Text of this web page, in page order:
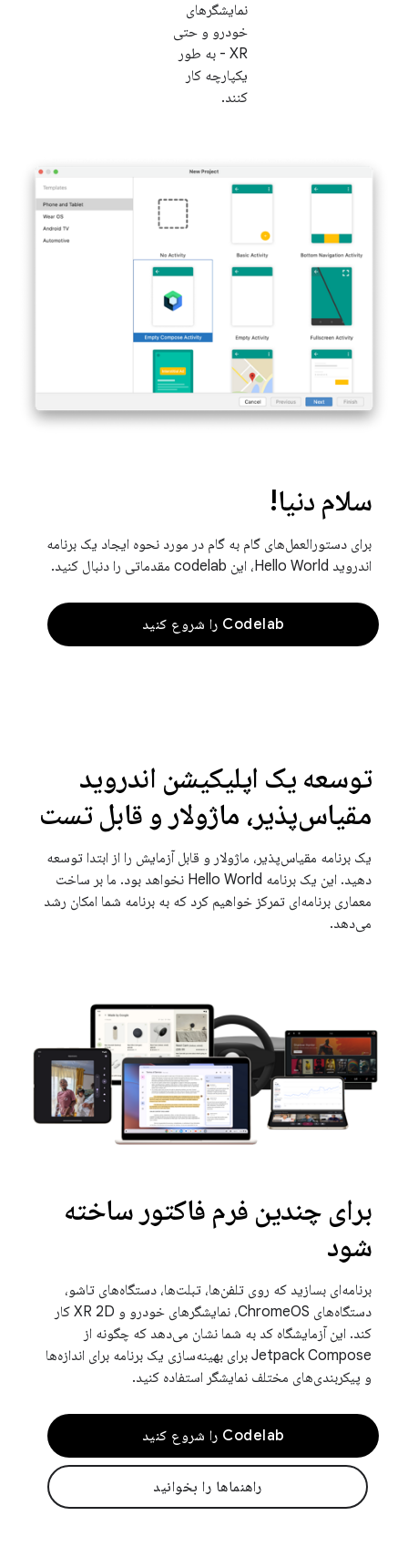
نمایشگرهای
خودرو و حتی
XR - به طور
یکپارچه کار
کنند.
سلام دنیا!
برای دستورالعمل‌های گام به گام در مورد نحوه ایجاد یک برنامه
اندروید Hello World، این codelab مقدماتی را دنبال کنید.
Codelab را شروع کنید
توسعه یک اپلیکیشن اندروید
مقیاس‌پذیر، ماژولار و قابل تست
یک برنامه مقیاس‌پذیر، ماژولار و قابل آزمایش را از ابتدا توسعه
دهید. این یک برنامه Hello World نخواهد بود. ما بر ساخت
معماری برنامه‌ای تمرکز خواهیم کرد که به برنامه شما امکان رشد
می‌دهد.
برای چندین فرم فاکتور ساخته
شود
برنامه‌ای بسازید که روی تلفن‌ها، تبلت‌ها، دستگاه‌های تاشو،
دستگاه‌های ChromeOS، نمایشگرهای خودرو و XR 2D کار
کند. این آزمایشگاه کد به شما نشان می‌دهد که چگونه از
Jetpack Compose برای بهینه‌سازی یک برنامه برای اندازه‌ها
و پیکربندی‌های مختلف نمایشگر استفاده کنید.
Codelab را شروع کنید
راهنماها را بخوانید